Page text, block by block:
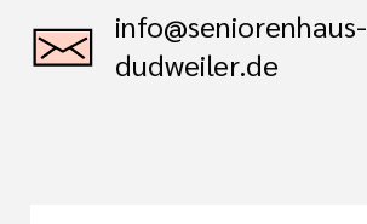
info@seniorenhaus-
dudweiler.de